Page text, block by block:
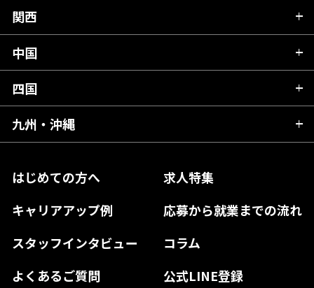
はじめての方へ
求人特集
キャリアアップ例
応募から就業までの流れ
スタッフインタビュー
コラム
よくあるご質問
公式LINE登録
岩手県
宮城県
福島県
群馬県
千葉県
東京都
神奈川県
富山県
石川県
山梨県
長野県
岐阜県
静岡県
愛知県
関西
滋賀県
京都府
大阪府
奈良県
和歌山県
中国
広島県
岡山県
島根県
山口県
四国
愛媛県
高知県
徳島県
九州・沖縄